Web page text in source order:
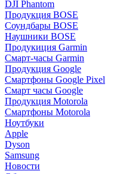
DJI Phantom
Продукция BOSE
Соундбары BOSE
Наушники BOSE
Продукиция Garmin
Смарт-часы Garmin
Продукция Google
Смартфоны Google Pixel
Смарт часы Google
Продукция Motorola
Смартфоны Motorola
Ноутбуки
Apple
Dyson
Samsung
Новости